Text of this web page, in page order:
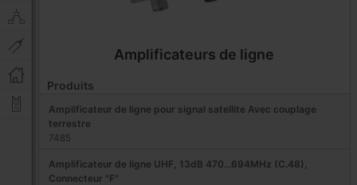
Amplificateurs de ligne
Produits
Amplificateur de ligne pour signal satellite Avec couplage
terrestre
7485
Amplificateur de ligne UHF, 13dB 470...694MHz (C.48),
Connecteur "F"